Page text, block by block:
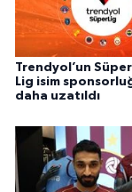
Trendyol’un Süper
Lig isim
daha uzatıldı